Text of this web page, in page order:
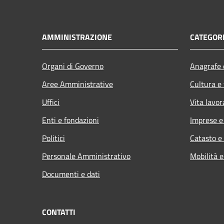
AMMINISTRAZIONE
Organi di Governo
Aree Amministrative
Uffici
Enti e fondazioni
Politici
Personale Amministrativo
Documenti e dati
Cultura
Vita
Imprese
Catasto
Mobilità
CONTATTI